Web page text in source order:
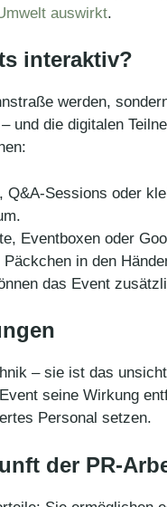
auswirkt.
interaktiv?
werden,
und die digitalen
Sessions oder
Eventboxen oder
in den
das Event
– sie ist das
seine Wirkung
Personal setzen.
der PR-